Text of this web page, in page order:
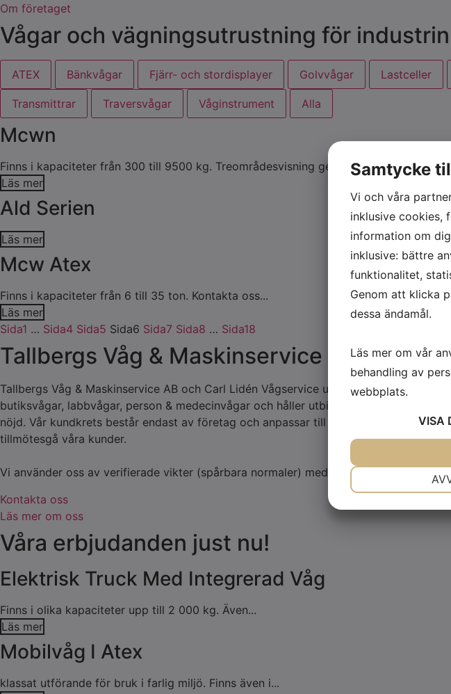
Om företaget
Vågar och vägningsutrustning för
ATEX Bänkvågar Fjärr- och stordisplayer Golvvågar Lastceller
Transmittrar Traversvågar Våginstrument Alla
Mcwn
Finns i kapaciteter från 300 till 9500 kg. Treområdesvisning ger...
Läs mer
Ald Serien
Läs mer
Mcw Atex
Finns i kapaciteter från 6 till 35 ton. Kontakta oss...
Läs mer
Sida1 … Sida4 Sida5 Sida6 Sida7 Sida8 … Sida18
Tallbergs Våg & Maskinservice AB / Carl
Tallbergs Våg & Maskinservice AB och Carl Lidén Vågservice utför underhåll,
butiksvågar, labbvågar, person & medecinvågar och håller utbildningar om våra
nöjd. Vår kundkrets består endast av företag och anpassar till kundens behov. Vi
tillmötesgå våra kunder.
Vi använder oss av verifierade vikter (spårbara normaler) med full dokumentation.
Kontakta oss
Läs mer om oss
Våra erbjudanden just nu!
Elektrisk Truck Med Integrerad Våg
Finns i olika kapaciteter upp till 2 000 kg. Även...
Läs mer
Mobilvåg I Atex
klassat utförande för bruk i farlig miljö. Finns även i...
Samtycke
Vi och våra
inklusive cookies,
information om
inklusive: bättre
funktionalitet,
Genom att klicka
dessa ändamål.
Läs mer om vår
behandling av
webbplats.
VISA